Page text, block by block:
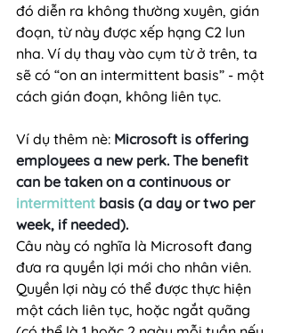
đó diễn ra không thường xuyên, gián
đoạn, từ này được xếp hạng C2 lun
nha. Ví dụ thay vào cụm từ ở trên, ta
sẽ có “on an intermittent basis” - một
cách gián đoạn, không liên tục.
Ví dụ thêm nè: Microsoft is offering
employees a new perk. The benefit
can be taken on a continuous or
intermittent basis (a day or two per
week, if needed).
Câu này có nghĩa là Microsoft đang
đưa ra quyền lợi mới cho nhân viên.
Quyền lợi này có thể được thực hiện
một cách liên tục, hoặc ngắt quãng